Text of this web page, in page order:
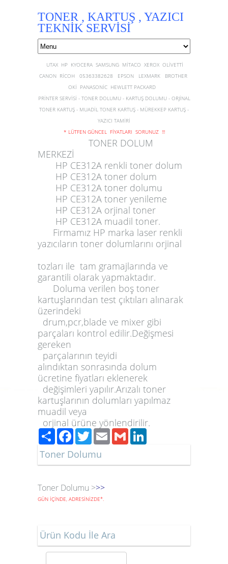
TONER , KARTUŞ , YAZICI
TEKNİK SERVİSİ
UTAX HP KYOCERA SAMSUNG MİTACO XEROX OLİVETTİ
CANON RİCOH 05363382628 EPSON LEXMARK BROTHER
OKİ PANASONİC HEWLETT PACKARD
PRİNTER SERVİSİ - TONER DOLUMU - KARTUŞ DOLUMU - ORJİNAL
TONER KARTUŞ - MUADİL TONER KARTUŞ - MÜREKKEP KARTUŞ -
YAZICI TAMİRİ
* LÜTFEN GÜNCEL FİYATLARI SORUNUZ !!!
TONER DOLUM
MERKEZİ
HP CE312A renkli toner dolum
HP CE312A toner dolum
HP CE312A toner dolumu
HP CE312A toner yenileme
HP CE312A orjinal toner
HP CE312A muadil toner.
Firmamız HP marka laser renkli
yazıcıların toner dolumlarını orjinal
tozları ile tam gramajlarında ve
garantili olarak yapmaktadır.
Doluma verilen boş toner
kartuşlarından test çıktıları alınarak
üzerindeki
drum,pcr,blade ve mixer gibi
parçaları kontrol edilir.Değişmesi
gereken
parçalarının teyidi
alındıktan sonrasında dolum
ücretine fiyatları eklenerek
değişimleri yapılır.Arızalı toner
kartuşlarının dolumları yapılmaz
muadil veya
orjinal ürüne yönlendirilir.
PaylaşFacebook
TwitterEmailGmail
Toner Dolumu
Toner Dolumu >>>
GÜN İÇİNDE, ADRESİNİZDE*.
Ürün Kodu İle Ara